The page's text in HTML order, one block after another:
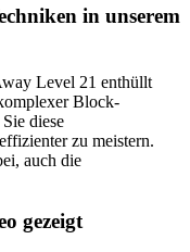
in unserem
Level 21 enthüllt
Block-
diese
zu meistern.
auch die
gezeigt